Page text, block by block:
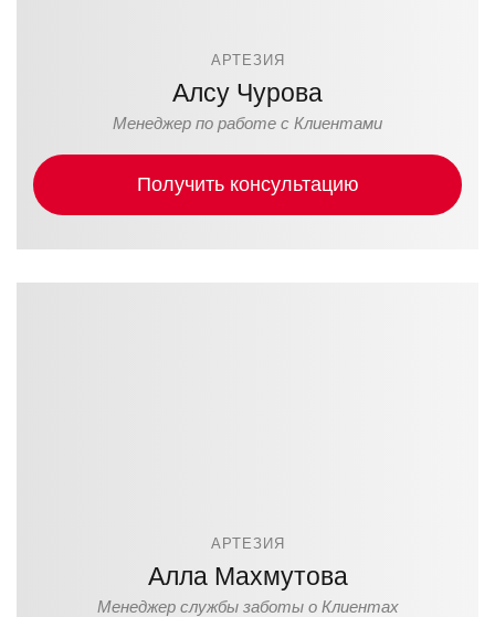
АРТЕЗИЯ
Алсу Чурова
Менеджер по работе с Клиентами
Получить консультацию
АРТЕЗИЯ
Алла Махмутова
Менеджер службы заботы о Клиентах